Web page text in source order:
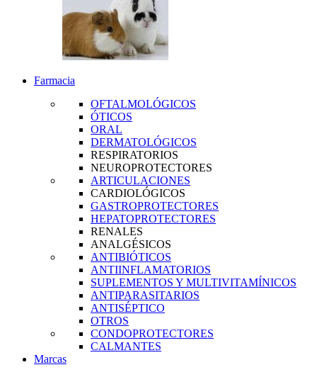
Farmacia
OFTALMOLÓGICOS
ÓTICOS
ORAL
DERMATOLÓGICOS
RESPIRATORIOS
NEUROPROTECTORES
ARTICULACIONES
CARDIOLÓGICOS
GASTROPROTECTORES
HEPATOPROTECTORES
RENALES
ANALGÉSICOS
ANTIBIÓTICOS
ANTIINFLAMATORIOS
SUPLEMENTOS Y MULTIVITAMÍNICOS
ANTIPARASITARIOS
ANTISÉPTICO
OTROS
CONDOPROTECTORES
CALMANTES
Marcas